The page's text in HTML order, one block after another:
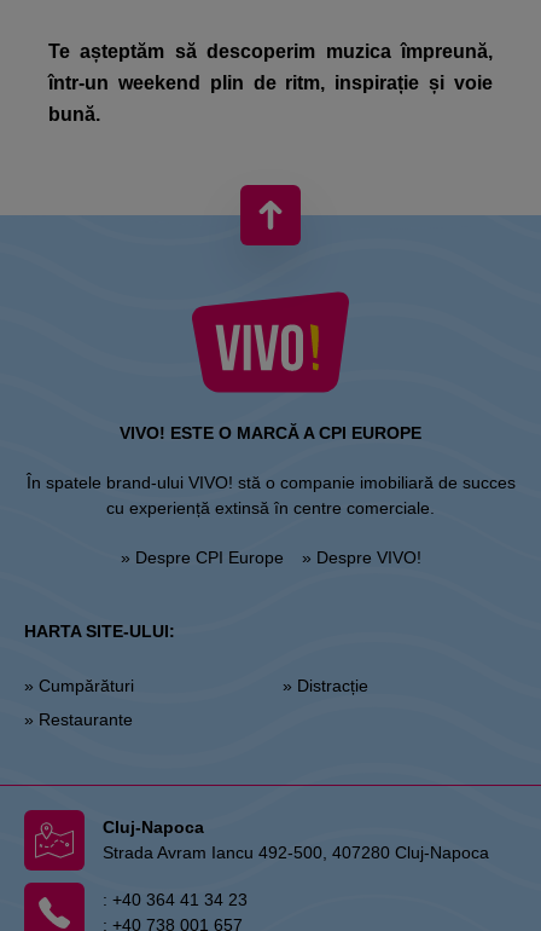
Te așteptăm să descoperim muzica împreună,
într-un weekend plin de ritm, inspirație și voie
bună.
VIVO! ESTE O MARCĂ A CPI EUROPE
În spatele brand-ului VIVO! stă o companie imobiliară de succes
cu experiență extinsă în centre comerciale.
» Despre CPI Europe » Despre VIVO!
HARTA SITE-ULUI:
» Cumpărături
» Restaurante
» Distracție
Cluj-Napoca
Strada Avram Iancu 492-500, 407280 Cluj-Napoca
: +40 364 41 34 23
: +40 738 001 657